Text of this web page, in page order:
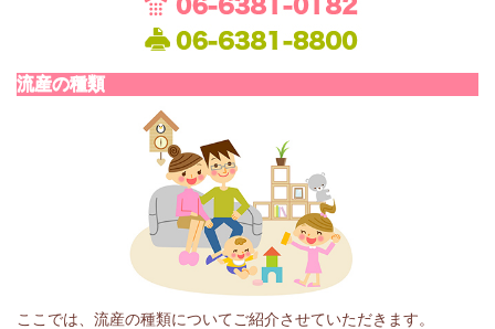
流産の種類
ここでは、流産の種類についてご紹介させていただきます。